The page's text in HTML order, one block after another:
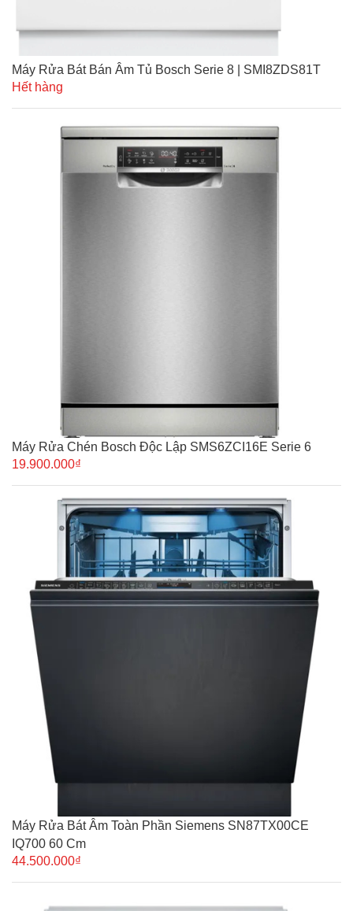
Máy Rửa Bát Bán Âm Tủ Bosch Serie 8 | SMI8ZDS81T
Hết hàng
Máy Rửa Chén Bosch Độc Lập SMS6ZCI16E Serie 6
19.900.000₫
Máy Rửa Bát Âm Toàn Phần Siemens SN87TX00CE
IQ700 60 Cm
44.500.000₫